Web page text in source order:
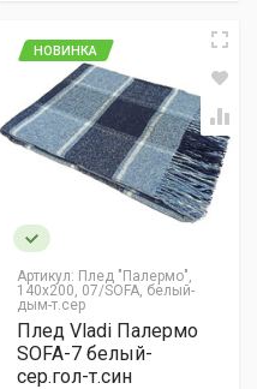
Артикул: Плед "Палермо",
140х200, 07/SOFA, белый-
дым-т.сер
НОВИНКА
Плед Vladi Палермо
SOFA-7 белый-
сер.гол-т.син